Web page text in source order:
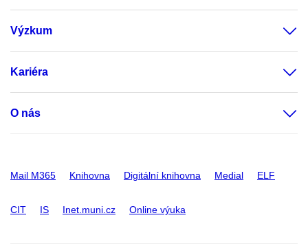
Výzkum
Kariéra
O nás
Mail M365 Knihovna Digitální knihovna Medial ELF
CIT IS Inet.muni.cz Online výuka